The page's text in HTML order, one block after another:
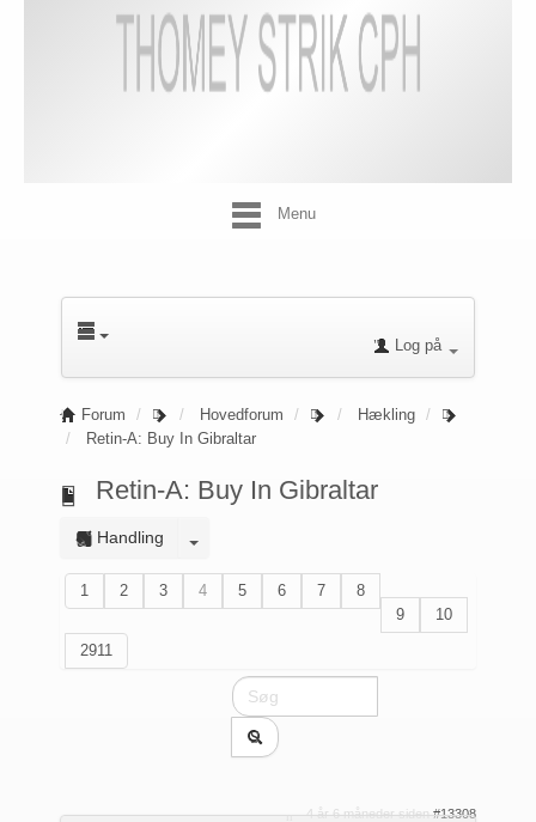
Menu
Log på
Forum Hovedforum
Hækling
Retin-A: Buy In Gibraltar
Retin-A: Buy In Gibraltar
Handling
1 2 3 4 5 6 7
8
9
10
2911
4 år 6 måneder siden #13308